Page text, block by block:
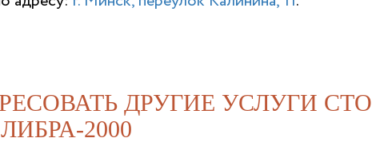
ДРУГИЕ УСЛУГИ СТО
ЛИБРА-2000